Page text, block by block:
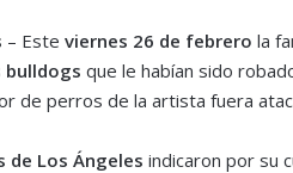
– Este viernes 26 de febrero la
bulldogs que le habían sido
de perros de la artista fuera
de Los Ángeles indicaron por su